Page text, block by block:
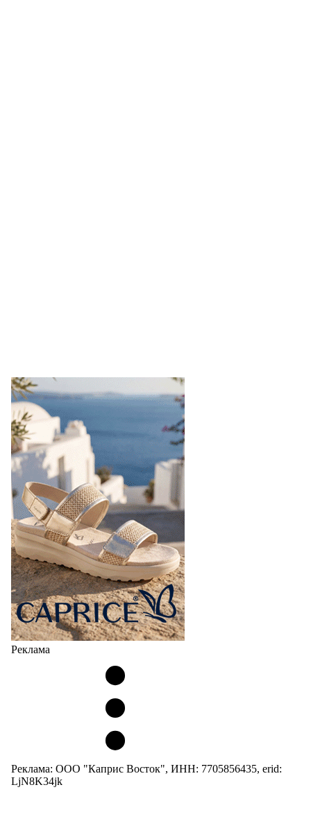
Реклама
Реклама: ООО "Каприс Восток", ИНН: 7705856435, erid:
LjN8K34jk